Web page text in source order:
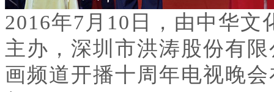
2016年7月10日，由中华
主办，深圳市洪涛股份有
画频道开播十周年电视晚